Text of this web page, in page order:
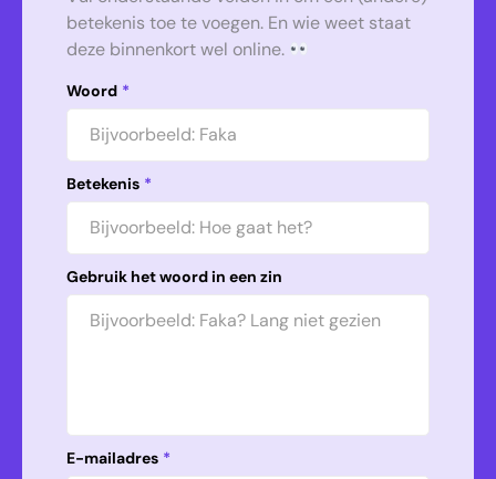
betekenis toe te voegen. En wie weet staat
deze binnenkort wel online.
Woord *
Betekenis *
Gebruik het woord in een zin
E-mailadres *